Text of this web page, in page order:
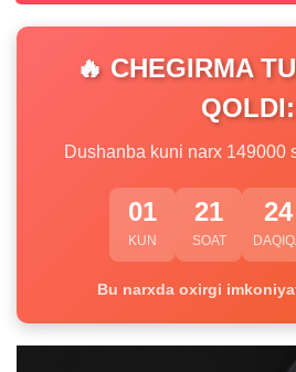
🔥 CHEGIRMA
QOLDI:
Dushanba kuni narx 149000
01
KUN
21
SOAT
24
Bu narxda oxirgi